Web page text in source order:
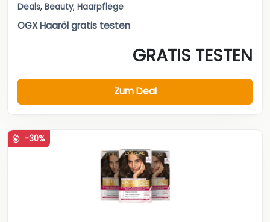
Deals, Beauty, Haarpflege
OGX Haaröl gratis testen
GRATIS TESTEN
Zum Deal
-30%